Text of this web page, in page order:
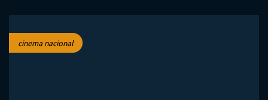
cinema nacional